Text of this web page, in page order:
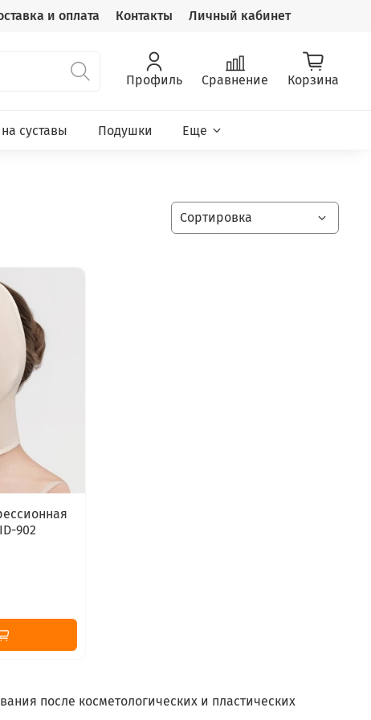
и оплата Контакты Личный кабинет
Профиль Сравнение Корзина
суставы Подушки Еще
902
после косметологических и пластических